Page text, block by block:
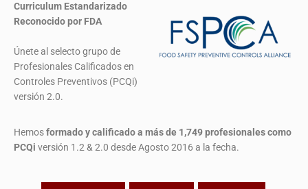
Curriculum Estandarizado
Reconocido por FDA
Únete al selecto grupo de
Profesionales Calificados en
Controles Preventivos (PCQi)
versión 2.0.
Hemosformado y calificado a más de 1,749 profesionalescomo
PCQi versión 1.2 & 2.0 desde Agosto 2016 a la fecha.